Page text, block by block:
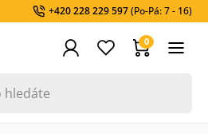
+420 228 229 597(Po-Pá: 7 - 16)
0